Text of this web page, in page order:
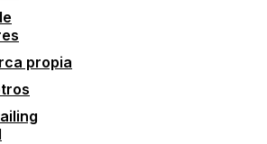
propia